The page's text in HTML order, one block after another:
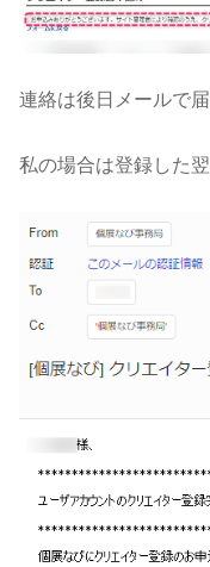
連絡は後日メールで届
私の場合は登録した